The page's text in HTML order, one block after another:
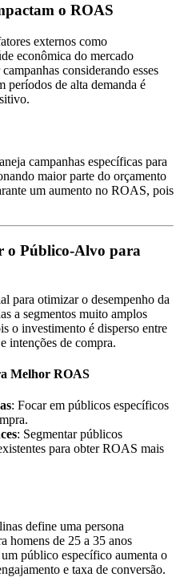
o ROAS
externos como
econômica do mercado
considerando esses
períodos de alta demanda é
campanhas específicas para
maior parte do orçamento
um aumento no ROAS, pois
o Público-Alvo para
para otimizar o desempenho da
a segmentos muito amplos
o investimento é disperso entre
intenções de compra.
Melhor ROAS
: Focar em públicos específicos
: Segmentar públicos
para obter ROAS mais
define uma persona
homens de 25 a 35 anos
público específico aumenta o
e taxa de conversão.